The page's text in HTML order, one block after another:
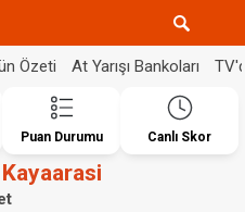
Özeti At Yarışı Bankoları
Puan Durumu Canlı Skor